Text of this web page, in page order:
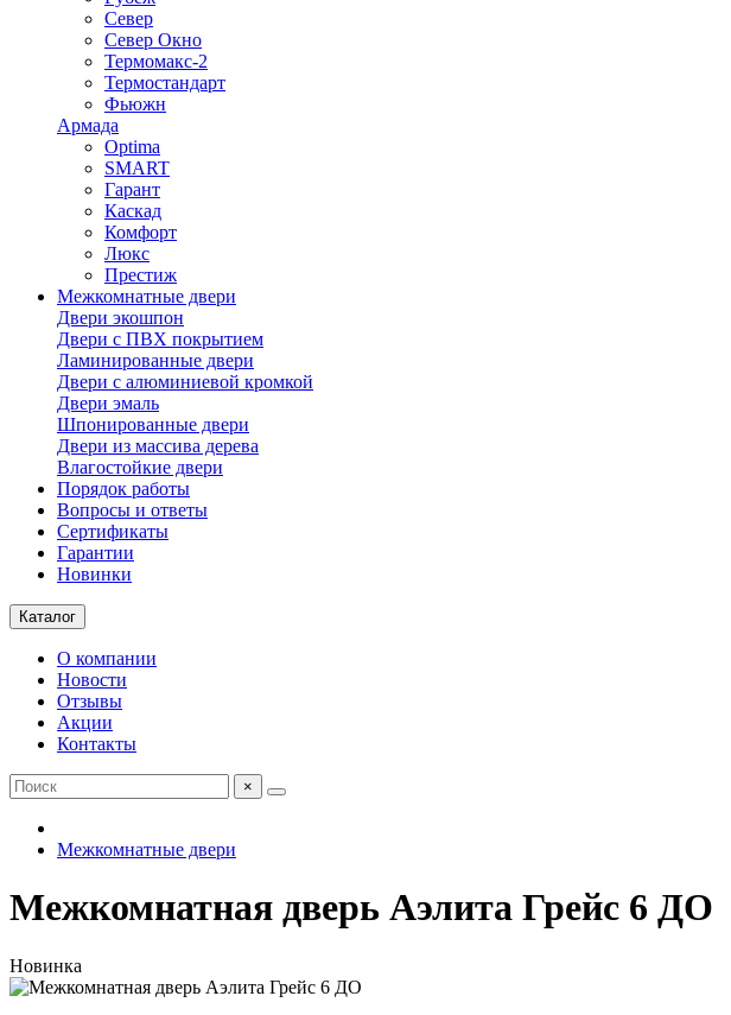
Север
Север Окно
Термомакс-2
Термостандарт
Фьюжн
Армада
Optima
SMART
Гарант
Каскад
Комфорт
Люкс
Престиж
Межкомнатные двери
Двери экошпон
Двери с ПВХ покрытием
Ламинированные двери
Двери с алюминиевой кромкой
Двери эмаль
Шпонированные двери
Двери из массива дерева
Влагостойкие двери
Порядок работы
Вопросы и ответы
Сертификаты
Гарантии
Новинки
Каталог
О компании
Новости
Отзывы
Акции
Контакты
×
Межкомнатные двери
Межкомнатная дверь Аэлита Грейс 6 ДО
Новинка